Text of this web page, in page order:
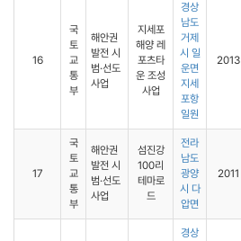
16
국
토
교
통
부
해안권
발전 시
범·선도
사업
지세포
해양 레
포츠타
운 조성
사업
경상
남도
거제
시 일
운면
지세
포항
일원
2013
17
국
토
교
통
부
해안권
발전 시
범·선도
사업
섬진강
100리
테마로
드
전라
남도
광양
시 다
압면
2011
경상